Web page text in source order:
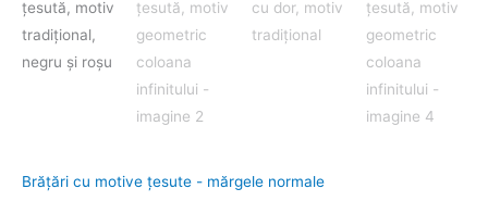
Brăţări cu motive țesute - mărgele normale